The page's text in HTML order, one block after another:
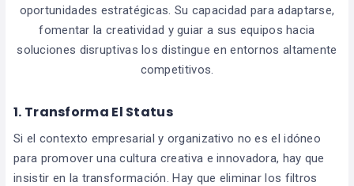
oportunidades estratégicas. Su capacidad para adaptarse,
fomentar la creatividad y guiar a sus equipos hacia
soluciones disruptivas los distingue en entornos altamente
competitivos.
1. Transforma El Status
Si el contexto empresarial y organizativo no es el idóneo
para promover una cultura creativa e innovadora, hay que
insistir en la transformación. Hay que eliminar los filtros